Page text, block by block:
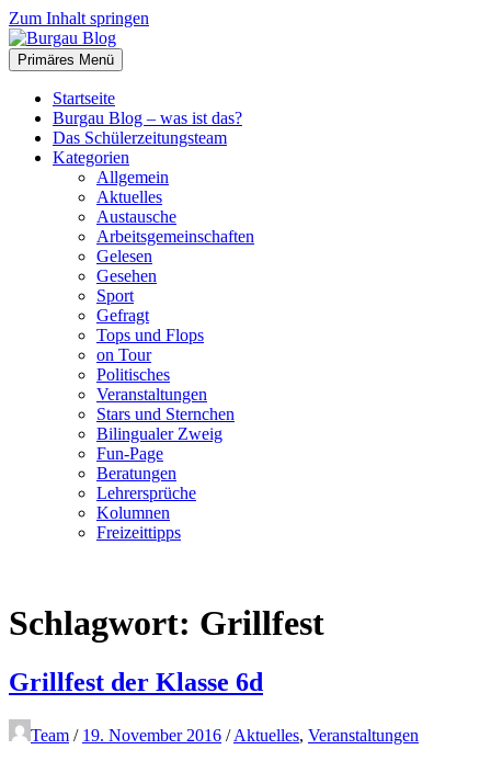
Zum Inhalt springen
Burgau Blog
…von Schülern für Schüler!
Primäres Menü
Startseite
Burgau Blog – was ist das?
Das Schülerzeitungsteam
Kategorien
Allgemein
Aktuelles
Austausche
Arbeitsgemeinschaften
Gelesen
Gesehen
Sport
Gefragt
Tops und Flops
on Tour
Politisches
Veranstaltungen
Stars und Sternchen
Bilingualer Zweig
Fun-Page
Beratungen
Lehrersprüche
Kolumnen
Freizeittipps
Schlagwort: Grillfest
Grillfest der Klasse 6d
Team / 19. November 2016 / Aktuelles, Veranstaltungen